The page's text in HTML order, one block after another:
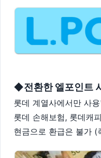
◆전환한 엘포인트
롯데 계열사에서만 사
롯데 손해보험, 롯데캐
현금으로 환급은 불가 (